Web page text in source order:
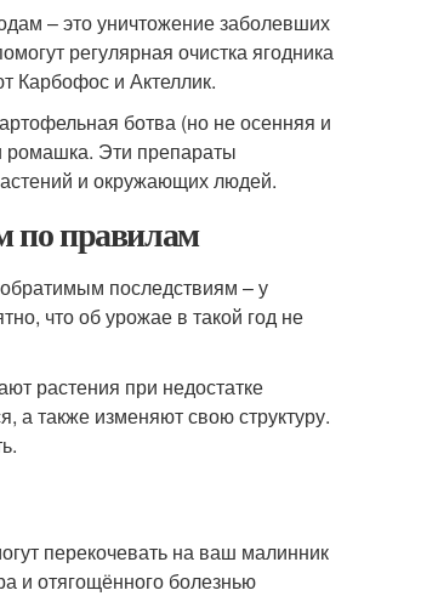
– это уничтожение заболевших
регулярная очистка ягодника
Карбофос и Актеллик.
ботва (но не осенняя и
ромашка. Эти препараты
и окружающих людей.
по правилам
последствиям – у
что об урожае в такой год не
растения при недостатке
а также изменяют свою структуру.
перекочевать на ваш малинник
и отягощённого болезнью